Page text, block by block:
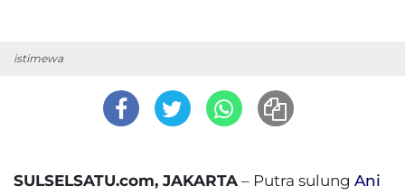
istimewa
SULSELSATU.com, JAKARTA – Putra sulung Ani